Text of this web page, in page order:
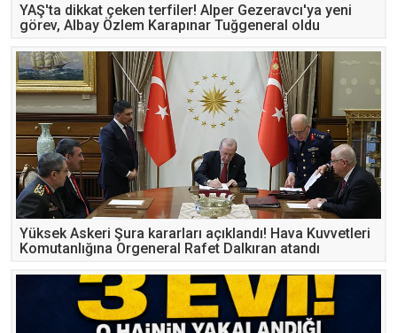
YAŞ'ta dikkat çeken terfiler! Alper Gezeravcı'ya yeni
görev, Albay Özlem Karapınar Tuğgeneral oldu
Yüksek Askeri Şura kararları açıklandı! Hava Kuvvetleri
Komutanlığına Orgeneral Rafet Dalkıran atandı